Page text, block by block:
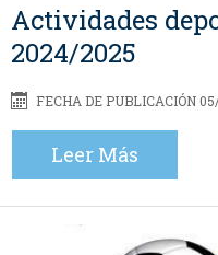
Actividades
2024/2025
FECHA DE PUBLICACIÓN
Leer Más